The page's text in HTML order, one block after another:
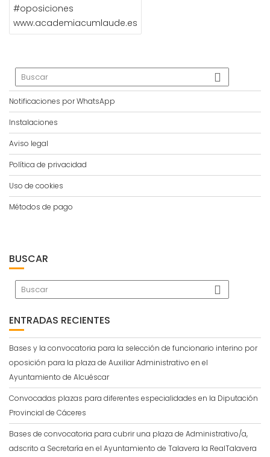
#oposiciones
www.academiacumlaude.es
Notificaciones por WhatsApp
Instalaciones
Aviso legal
Política de privacidad
Uso de cookies
Métodos de pago
BUSCAR
ENTRADAS RECIENTES
Bases y la convocatoria para la selección de funcionario interino por
oposición para la plaza de Auxiliar Administrativo en el
Ayuntamiento de Alcuéscar
Convocadas plazas para diferentes especialidades en la Diputación
Provincial de Cáceres
Bases de convocatoria para cubrir una plaza de Administrativo/a,
adscrito a Secretaría en el Ayuntamiento de Talavera la RealTalavera